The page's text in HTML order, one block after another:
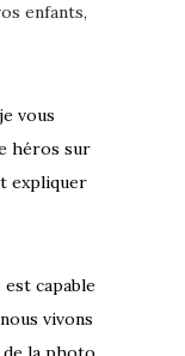
enfants,
vous
héros sur
expliquer
capable
vivons